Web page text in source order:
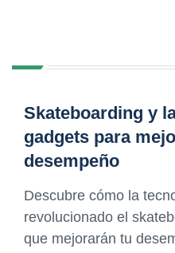
Skateboarding y
gadgets para
desempeño
Descubre cómo la
revolucionado el
que mejorarán tu